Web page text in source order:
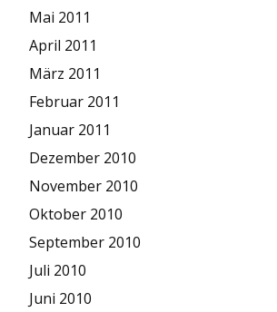
Mai 2011
April 2011
März 2011
Februar 2011
Januar 2011
Dezember 2010
November 2010
Oktober 2010
September 2010
Juli 2010
Juni 2010